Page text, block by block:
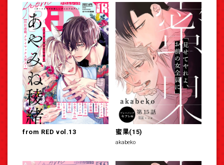
from RED vol.13 蜜果(15)
akabeko